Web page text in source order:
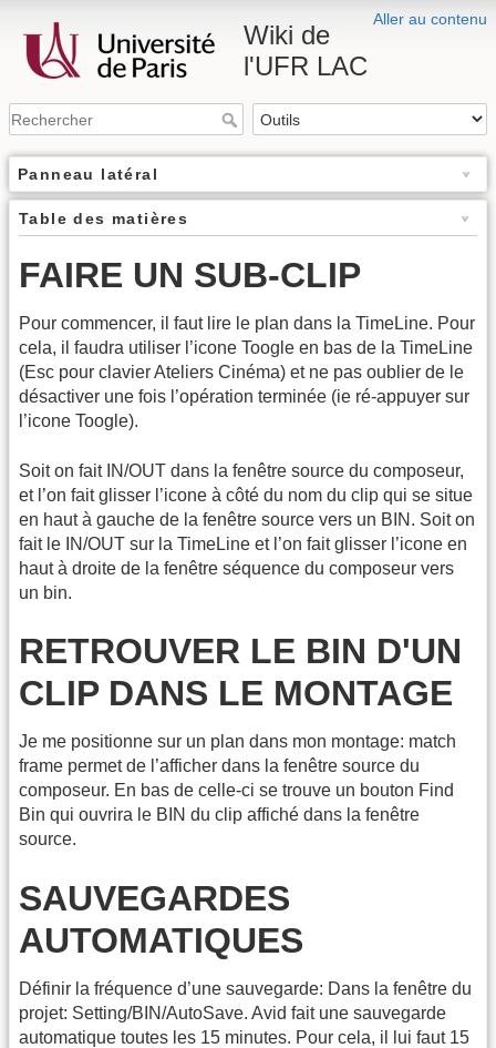
Aller au contenu
Wiki de
l'UFR LAC
Panneau latéral
Table des matières
FAIRE UN SUB-CLIP
Pour commencer, il faut lire le plan dans la TimeLine. Pour
cela, il faudra utiliser l’icone Toogle en bas de la TimeLine
(Esc pour clavier Ateliers Cinéma) et ne pas oublier de le
désactiver une fois l’opération terminée (ie ré-appuyer sur
l’icone Toogle).
Soit on fait IN/OUT dans la fenêtre source du composeur,
et l’on fait glisser l’icone à côté du nom du clip qui se situe
en haut à gauche de la fenêtre source vers un BIN. Soit on
fait le IN/OUT sur la TimeLine et l’on fait glisser l’icone en
haut à droite de la fenêtre séquence du composeur vers
un bin.
RETROUVER LE BIN D'UN
CLIP DANS LE MONTAGE
Je me positionne sur un plan dans mon montage: match
frame permet de l’afficher dans la fenêtre source du
composeur. En bas de celle-ci se trouve un bouton Find
Bin qui ouvrira le BIN du clip affiché dans la fenêtre
source.
SAUVEGARDES
AUTOMATIQUES
Définir la fréquence d’une sauvegarde: Dans la fenêtre du
projet: Setting/BIN/AutoSave. Avid fait une sauvegarde
automatique toutes les 15 minutes. Pour cela, il lui faut 15